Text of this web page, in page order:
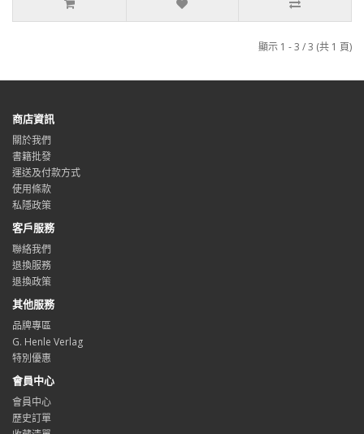
顯示 1 - 3 / 3 (共 1 頁)
商店資訊
關於我們
書籍批發
運送及付款方式
使用條款
私隱政策
客戶服務
聯絡我們
退換服務
退換政策
其他服務
品牌專區
G. Henle Verlag
特別優惠
會員中心
會員中心
歷史訂單